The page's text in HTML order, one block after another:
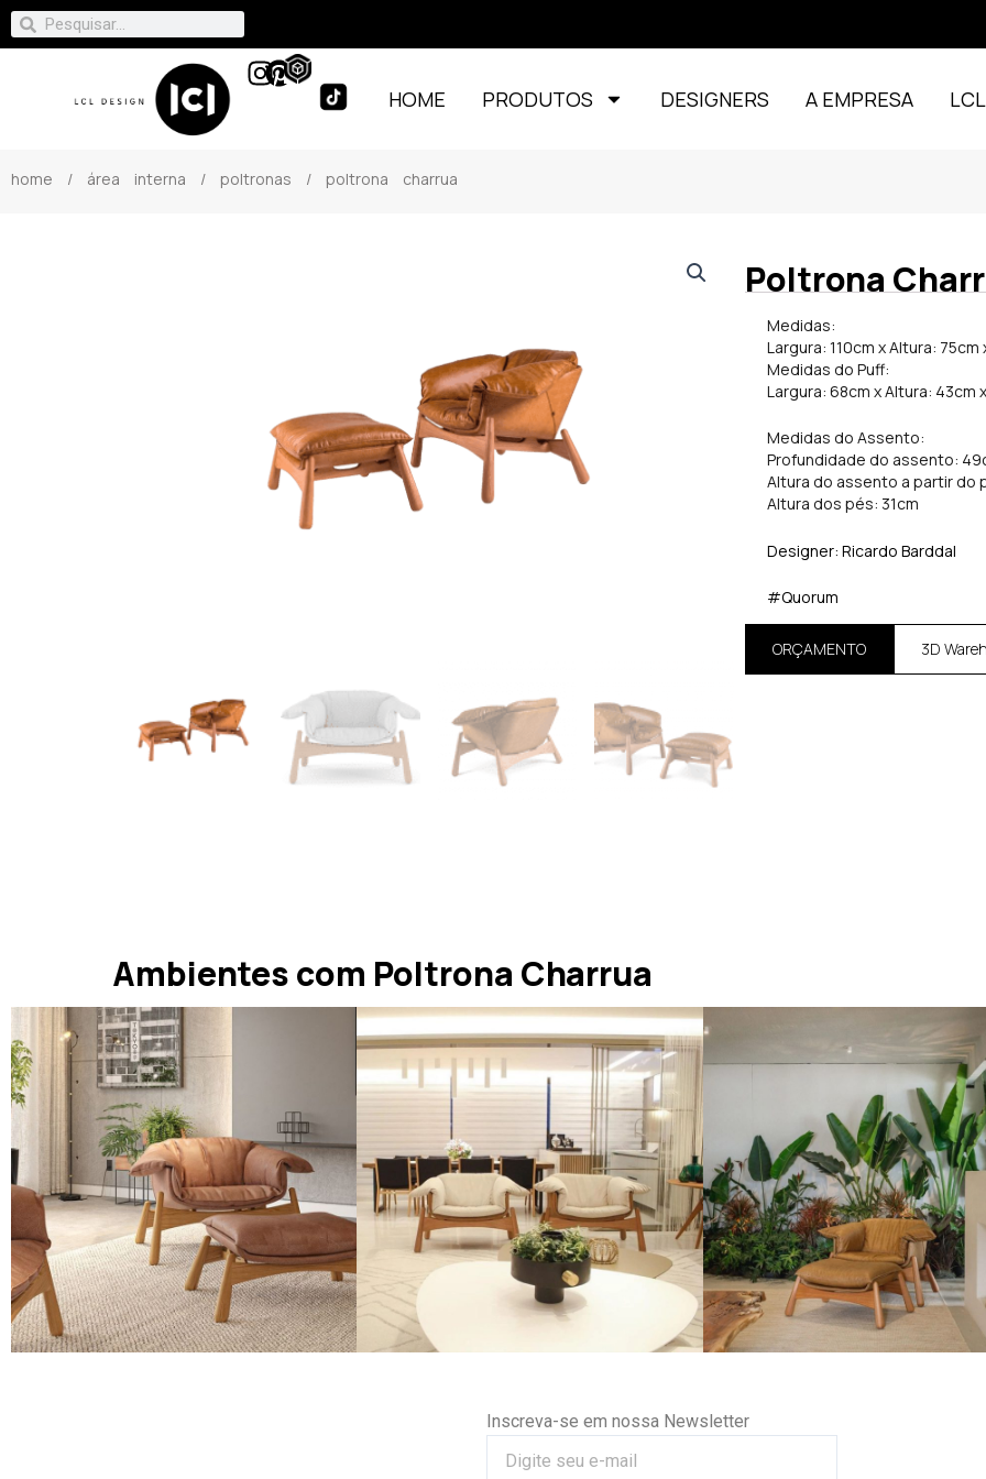
HOME PRODUTOS DESIGNERS A EMPRESA
home / área interna / poltronas / poltrona charrua
Poltrona
Medidas:
Largura: 110cm x Altura:
Medidas do Puff:
Largura: 68cm x Altura: 43cm
Medidas do Assento:
Profundidade do assento:
Altura do assento a partir do
Altura dos pés: 31cm
Designer: Ricardo Barddal
#Quorum
ORÇAMENTO 3D
Ambientes com Poltrona Charrua
Inscreva-se em nossa Newsletter